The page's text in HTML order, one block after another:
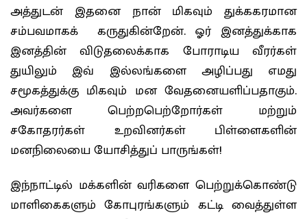
அத்துடன் இதனை நான் மிகவும் துக்ககரமான
சம்பவமாகக் கருதுகின்றேன். ஓர் இனத்துக்காக
இனத்தின் விடுதலைக்காக போராடிய வீரர்கள்
துயிலும் இவ் இல்லங்களை அழிப்பது எமது
சமூகத்துக்கு மிகவும் மன வேதனையளிப்பதாகும்.
அவர்களை பெற்றபெற்றோர்கள் மற்றும்
சகோதரர்கள் உறவினர்கள் பிள்ளைகளின்
மனநிலையை யோசித்துப் பாருங்கள்!
இந்நாட்டில் மக்களின் வரிகளை பெற்றுக்கொண்டு
மாளிகைகளும் கோபுரங்களும் கட்டி வைத்துள்ள